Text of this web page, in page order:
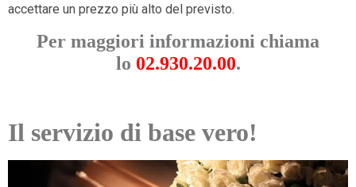
accettare un prezzo più alto del previsto.
Per maggiori informazioni chiama
lo 02.930.20.00.
Il servizio di base vero!